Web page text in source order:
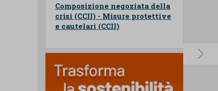
Composizione negoziata della
crisi (CCII) - Misure protettive
e cautelari (CCII)